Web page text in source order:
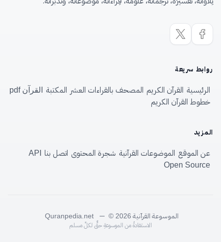
روابط سريعة
الرئيسية القرآن الكريم المصحف بالقراءات العشر المكتبة القرآن pdf
خطوط القرآن الكريم
المزيد
عن الموقع الموضوعات القرآنية شجرة المحتوى اتصل بنا
API
Open Source
الموسوعة القرآنية Quranpedia.net — © 2026
الاستفادةُ من الموسوعةِ حقٌّ لكلِّ مسلم